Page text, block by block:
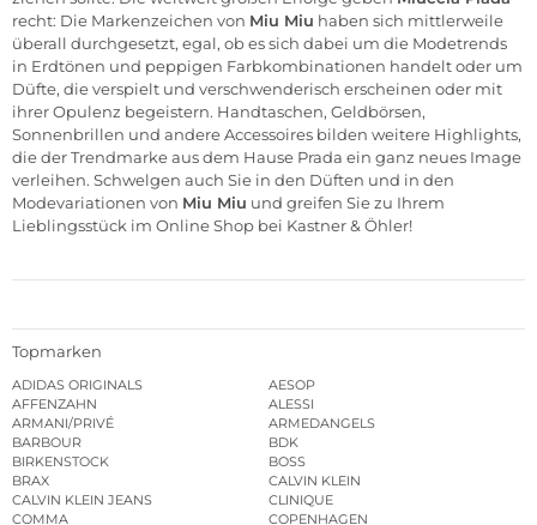
recht: Die Markenzeichen von Miu Miu haben sich mittlerweile
überall durchgesetzt, egal, ob es sich dabei um die Modetrends
in Erdtönen und peppigen Farbkombinationen handelt oder um
Düfte, die verspielt und verschwenderisch erscheinen oder mit
ihrer Opulenz begeistern. Handtaschen, Geldbörsen,
Sonnenbrillen und andere Accessoires bilden weitere Highlights,
die der Trendmarke aus dem Hause Prada ein ganz neues Image
verleihen. Schwelgen auch Sie in den Düften und in den
Modevariationen von Miu Miu und greifen Sie zu Ihrem
Lieblingsstück im Online Shop bei Kastner & Öhler!
Topmarken
ADIDAS ORIGINALS
AESOP
AFFENZAHN
ALESSI
ARMANI/PRIVÉ
ARMEDANGELS
BARBOUR
BDK
BIRKENSTOCK
BOSS
BRAX
CALVIN KLEIN
CALVIN KLEIN JEANS
CLINIQUE
COMMA
COPENHAGEN